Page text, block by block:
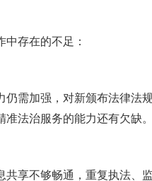
存在的不足：
加强，对新颁布法律法
法治服务的能力还有欠缺。
不够畅通，重复执法、